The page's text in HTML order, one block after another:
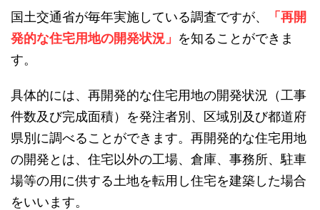
国土交通省が毎年実施している調査ですが、
「再開
発的な住宅用地の開発状況」 を知ることができま
す。
具体的には、再開発的な住宅用地の開発状況（工事
件数及び完成面積）を発注者別、区域別及び都道府
県別に調べることができます。再開発的な住宅用地
の開発とは、住宅以外の工場、倉庫、事務所、駐車
場等の用に供する土地を転用し住宅を建築した場合
をいいます。